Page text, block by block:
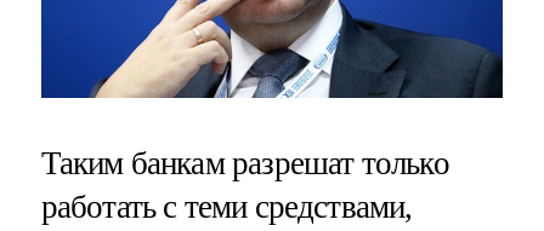
Таким банкам разрешат только
работать с теми средствами,